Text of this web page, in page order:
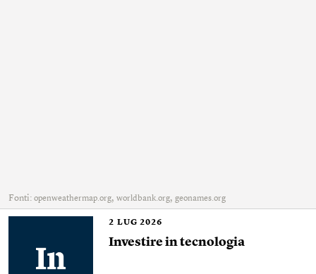
Fonti: openweathermap.org, worldbank.org, geonames.org
2 LUG 2026
Investire in tecnologia